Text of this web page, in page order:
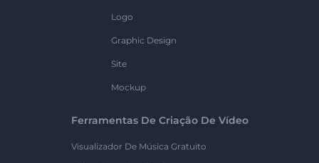
Logo
Graphic Design
Site
Mockup
Ferramentas De Criação De Vídeo
Visualizador De Música Gratuito